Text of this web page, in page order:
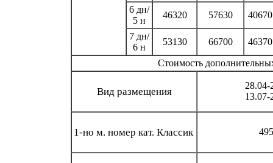
6 дн/
5 н
46320 57630 40670
7 дн/
6 н
53130 66700 46370
Стоимость
Вид размещения
28.04-
13.07-
1-но м. номер кат. Классик